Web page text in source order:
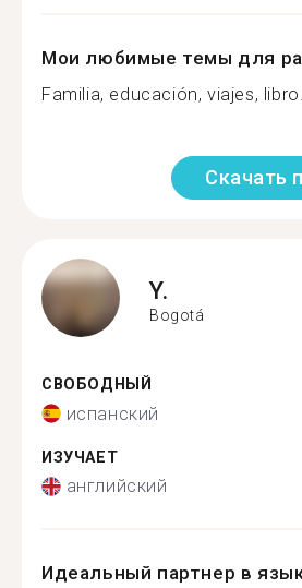
Мои любимые темы для
Familia, educación, viajes,
Скачать
Y.
Bogotá
СВОБОДНЫЙ
испанский
ИЗУЧАЕТ
английский
Идеальный партнер в